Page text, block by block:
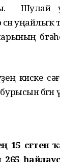
Шулай
уңайлыҡ
киске
бөгөн үк
15